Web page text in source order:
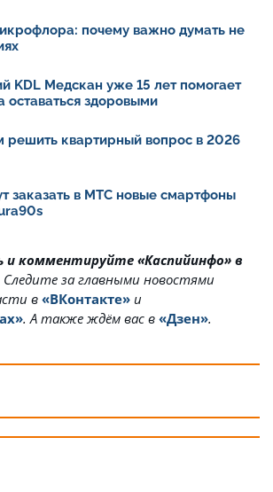
почему важно думать не
KDL Медскан уже 15 лет помогает
оставаться здоровыми
решить квартирный вопрос в 2026
заказать в МТС новые смартфоны
и комментируйте «Каспийинфо» в
Cледите за главными новостями
в «ВКонтакте» и
. А также ждём вас в «Дзен».